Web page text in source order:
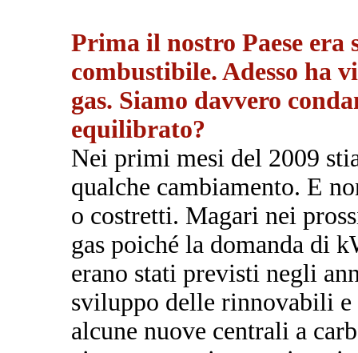
Prima il nostro Paese era
combustibile. Adesso ha
gas. Siamo davvero
equilibrato?
Nei primi mesi del 2009
qualche cambiamento. E
o costretti. Magari nei
gas poiché la domanda di
erano stati previsti negli
sviluppo delle rinnovabili
alcune nuove centrali a